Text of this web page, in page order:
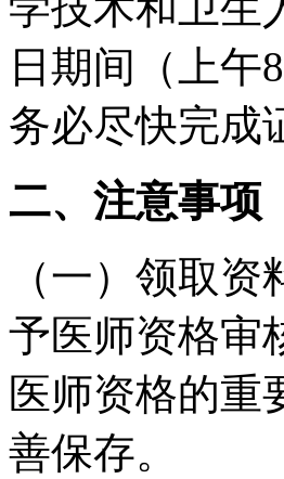
日期间（上午
务必尽快完成
二、注意事项
（一）领取
予医师资格审
医师资格的重
善保存。